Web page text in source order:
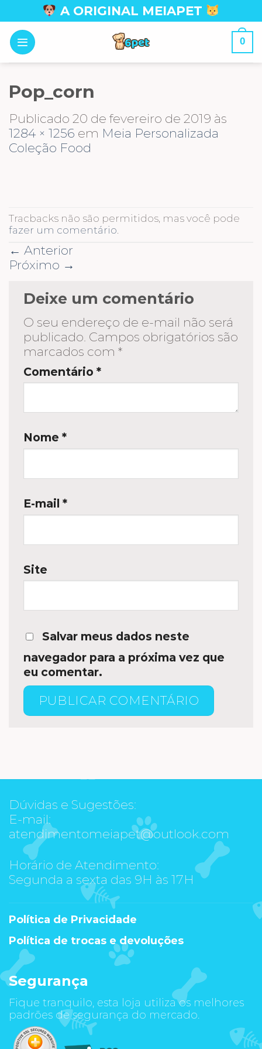
to
content
A ORIGINAL MEIAPET
0
Pop_corn
Publicado 20 de fevereiro de 2019 às
1284 × 1256 em Meia Personalizada
Coleção Food
Tracbacks não são permitidos, mas você pode
fazer um comentário.
← Anterior
Próximo →
Deixe um comentário
O seu endereço de e-mail não será
publicado. Campos obrigatórios são
marcados com *
Comentário *
Nome *
E-mail *
Site
Salvar meus dados neste
navegador para a próxima vez que
eu comentar.
Dúvidas e Sugestões:
E-mail:
atendimentomeiapet@outlook.com
Horário de Atendimento:
Segunda a sexta das 9H às 17H
Política de Privacidade
Política de trocas e devoluções
Segurança
Fique tranquilo, esta loja utiliza os melhores
padrões de segurança do mercado.